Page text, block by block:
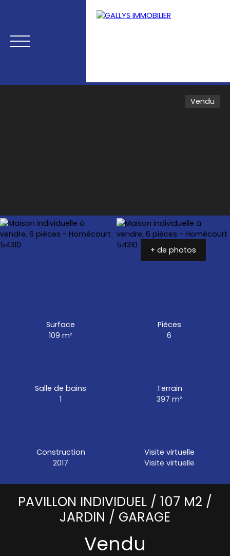
Vendu
+ de photos
Surface
109m²
Pièces
6
Salle de bains
1
Terrain
397 m²
Construction
2017
Visite virtuelle
Visite virtuelle
PAVILLON INDIVIDUEL / 107 M2 /
JARDIN / GARAGE
Vendu